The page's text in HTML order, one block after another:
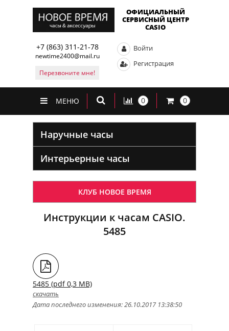
ОФИЦИАЛЬНЫЙ
СЕРВИСНЫЙ ЦЕНТР
CASIO
+7 (863) 311-21-78
newtime2400@mail.ru
Перезвоните мне!
Войти
Регистрация
МЕНЮ 0 0
Наручные часы
Интерьерные часы
КЛУБ НОВОЕ ВРЕМЯ
Инструкции к часам CASIO.
5485
5485 (pdf 0,3 MB)
скачать
Дата последнего изменения: 26.10.2017 13:38:50